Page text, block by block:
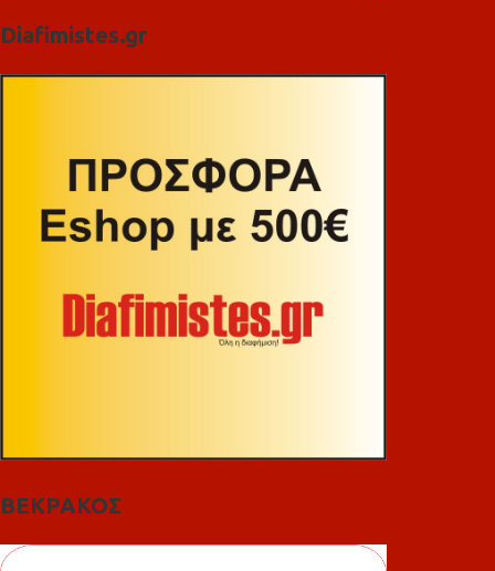
Diafimistes.gr
ΒΕΚΡΑΚΟΣ